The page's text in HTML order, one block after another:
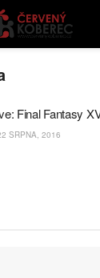
Final Fantasy
SRPNA, 2016